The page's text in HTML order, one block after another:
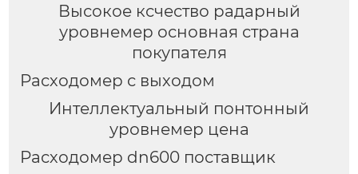
Высокое ксчество радарный
уровнемер основная страна
покупателя
Расходомер с выходом
Интеллектуальный понтонный
уровнемер цена
Расходомер dn600 поставщик